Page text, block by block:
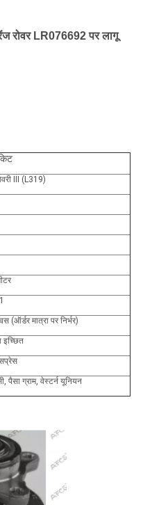
रोवर LR076692 पर लागू
III (L319)
(ऑर्डर मात्रा पर निर्भर)
इच्छित
पैसा ग्राम, वेस्टर्न यूनियन